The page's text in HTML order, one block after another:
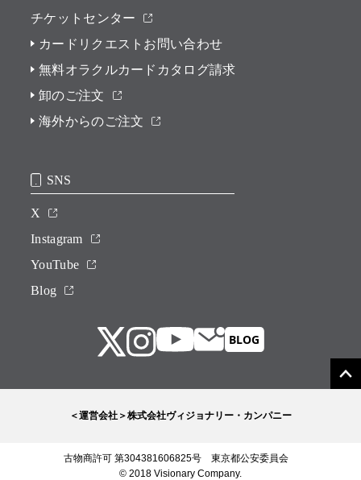
チケットセンター
カードリクエストお問い合わせ
無料オラクルカードカタログ請求
卸のご注文
海外からのご注文
SNS
X
Instagram
YouTube
Blog
＜運営会社＞株式会社ヴィジョナリー・カンパニー
古物商許可 第304381606825号 東京都公安委員会
© 2018 Visionary Company.